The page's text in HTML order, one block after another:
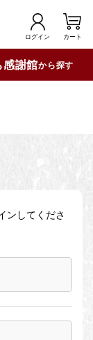
ログイン カート
感謝館から探す
ンしてくださ